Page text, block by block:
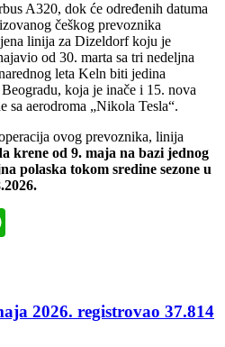
A320, dok će određenih datuma
češkog prevoznika
linija za Dizeldorf koju je
od 30. marta sa tri nedeljna
leta Keln biti jedina
koja je inače i 15. nova
sa aerodroma „Nikola Tesla“.
ovog prevoznika, linija
krene od 9. maja na bazi jednog
polaska tokom sredine sezone u
2026. registrovao 37.814